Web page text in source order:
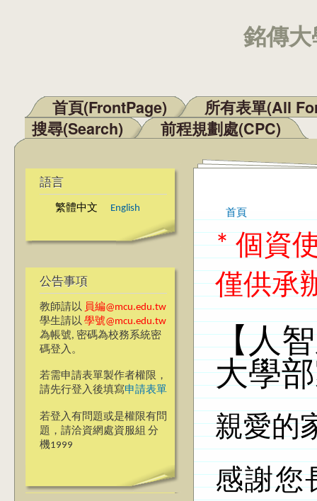
銘傳
主選單
首頁(FrontPage)
所有表單(All
搜尋(Search)
前程規劃處(CPC)
語言
繁體中文 English
公告事項
教師請以 員編@mcu.edu.tw
學生請以 學號@mcu.edu.tw
為帳號, 密碼為校務系統密
碼登入。
若需申請表單製作者權限，
請先行登入後填寫申請表單
若登入有問題或是權限有問
題，請洽資網處資服組 分
機1999
您在這裡
首頁
* 個資
僅供承
【人
大學
親愛的
感謝您